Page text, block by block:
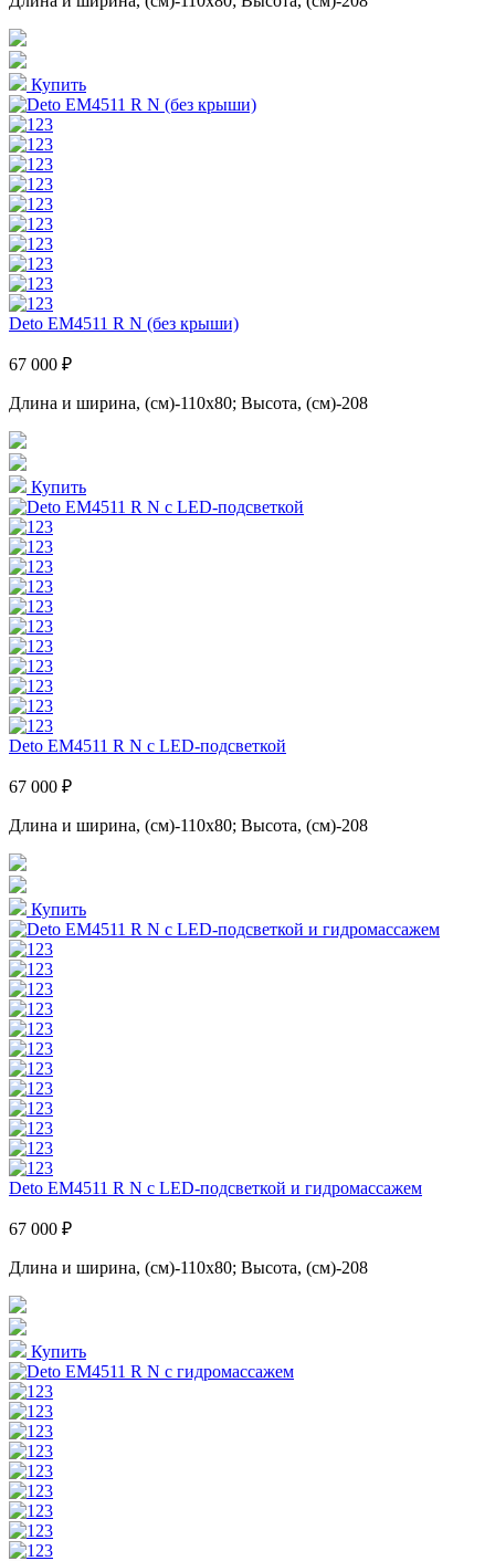
Купить
Deto ЕМ4511 R N (без крыши)
67 000 ₽
Длина и ширина, (см)-110x80; Высота, (см)-208
Купить
Deto EM4511 R N с LED-подсветкой
67 000 ₽
Длина и ширина, (см)-110x80; Высота, (см)-208
Купить
Deto EM4511 R N с LED-подсветкой и гидромассажем
67 000 ₽
Длина и ширина, (см)-110x80; Высота, (см)-208
Купить